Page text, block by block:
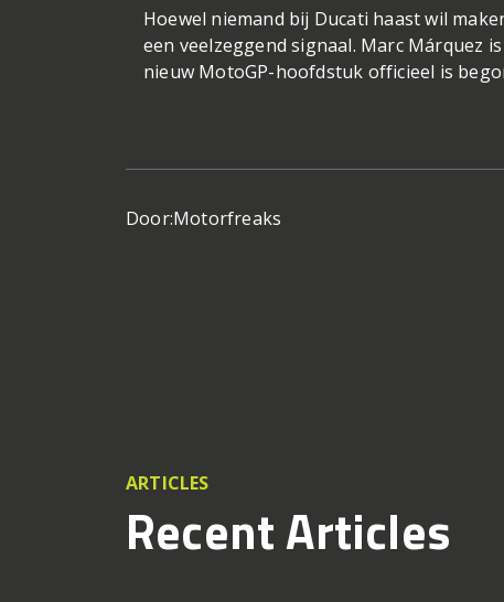
Hoewel niemand bij Ducati haast wil
een veelzeggend signaal. Marc Márquez
nieuw MotoGP-hoofdstuk officieel is
Door:Motorfreaks
ARTICLES
Recent Articles